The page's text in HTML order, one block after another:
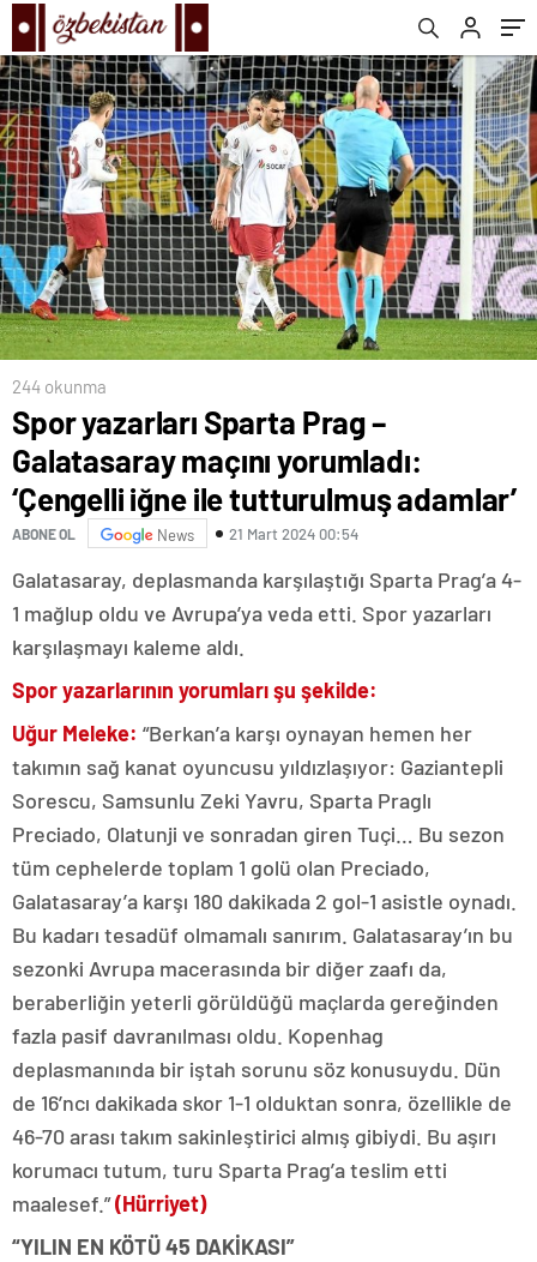
tutturulmuş adamlar’
244 okunma
Spor yazarları Sparta Prag –
Galatasaray maçını yorumladı:
‘Çengelli iğne ile tutturulmuş adamlar’
ABONE OL News 21 Mart 2024 00:54
Galatasaray, deplasmanda karşılaştığı Sparta Prag’a 4-
1 mağlup oldu ve Avrupa’ya veda etti. Spor yazarları
karşılaşmayı kaleme aldı.
Spor yazarlarının yorumları şu şekilde:
Uğur Meleke: “Berkan’a karşı oynayan hemen her
takımın sağ kanat oyuncusu yıldızlaşıyor: Gaziantepli
Sorescu, Samsunlu Zeki Yavru, Sparta Praglı
Preciado, Olatunji ve sonradan giren Tuçi… Bu sezon
tüm cephelerde toplam 1 golü olan Preciado,
Galatasaray’a karşı 180 dakikada 2 gol-1 asistle oynadı.
Bu kadarı tesadüf olmamalı sanırım. Galatasaray’ın bu
sezonki Avrupa macerasında bir diğer zaafı da,
beraberliğin yeterli görüldüğü maçlarda gereğinden
fazla pasif davranılması oldu. Kopenhag
deplasmanında bir iştah sorunu söz konusuydu. Dün
de 16’ncı dakikada skor 1-1 olduktan sonra, özellikle de
46-70 arası takım sakinleştirici almış gibiydi. Bu aşırı
korumacı tutum, turu Sparta Prag’a teslim etti
maalesef.”(Hürriyet)
“YILIN EN KÖTÜ 45 DAKİKASI”